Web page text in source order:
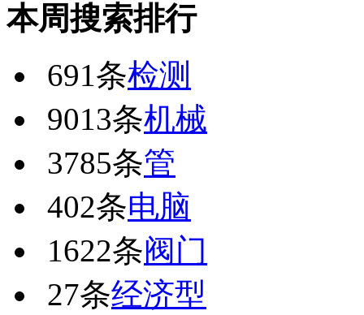
本周搜索排行
691条检测
9013条机械
3785条管
402条电脑
1622条阀门
27条经济型